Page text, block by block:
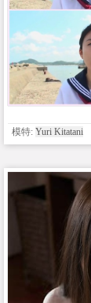
模特: Yuri Kitatani